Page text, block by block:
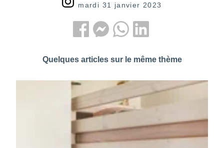
mardi 31 janvier 2023
Quelques articles sur le même thème